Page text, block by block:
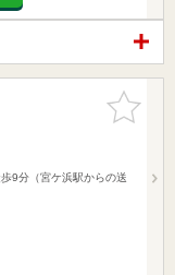
お気に入
りに追加
9分（宮ケ浜駅からの送